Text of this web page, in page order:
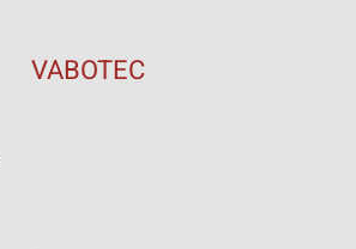
VABOTEC